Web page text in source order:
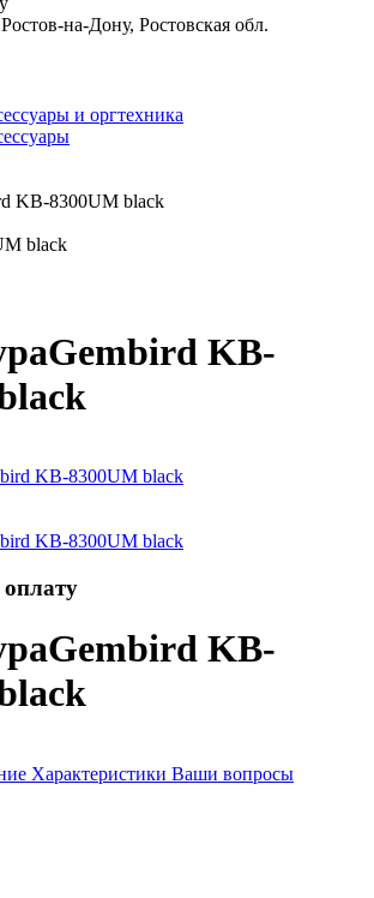
Ростов-на-Дону, Ростовская обл.
и оргтехника
KB-8300UM black
black
Gembird KB-
Gembird KB-
Характеристики Ваши вопросы